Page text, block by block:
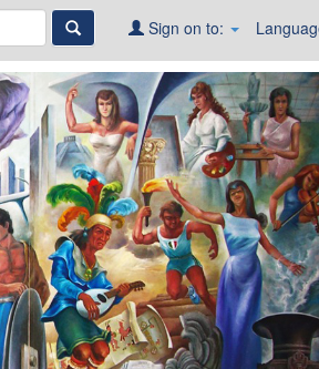
Sign on to: